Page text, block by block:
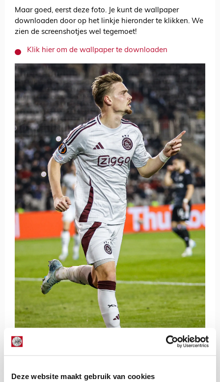
Deze website maakt gebruik van cookies
Maar goed, eerst deze foto. Je kunt de wallpaper
downloaden door op het linkje hieronder te klikken. We
zien de screenshotjes wel tegemoet!
Klik hier om de wallpaper te downloaden